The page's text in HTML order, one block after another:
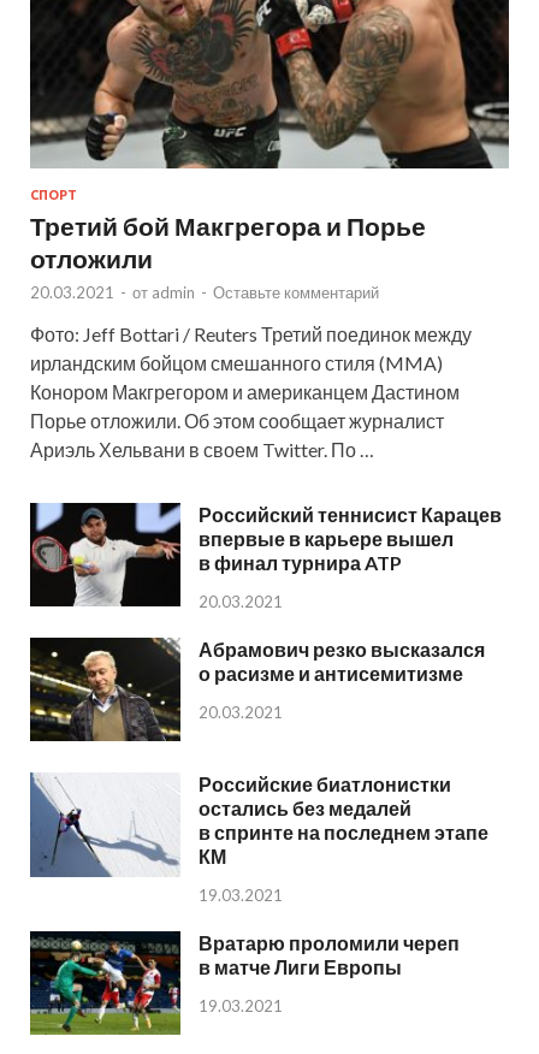
СПОРТ
Третий бой Макгрегора и Порье
отложили
20.03.2021 - от admin - Оставьте комментарий
Фото: Jeff Bottari / Reuters Третий поединок между
ирландским бойцом смешанного стиля (MMA)
Конором Макгрегором и американцем Дастином
Порье отложили. Об этом сообщает журналист
Ариэль Хельвани в своем Twitter. По …
Российский теннисист Карацев
впервые в карьере вышел
в финал турнира ATP
20.03.2021
Абрамович резко высказался
о расизме и антисемитизме
20.03.2021
Российские биатлонистки
остались без медалей
в спринте на последнем этапе
КМ
19.03.2021
Вратарю проломили череп
в матче Лиги Европы
19.03.2021